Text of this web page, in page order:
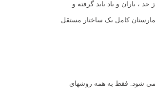
، باران و باد باید گرفته و
کامل یک ساختار مستقل
می شود. فقط به همه روشهای